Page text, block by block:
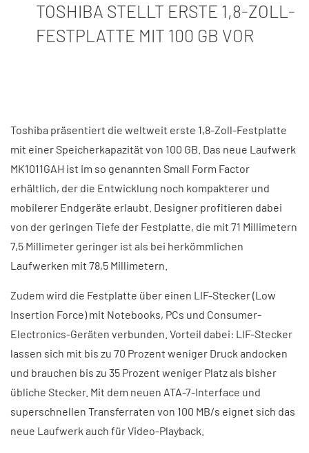
TOSHIBA STELLT ERSTE 1,8-ZOLL-
FESTPLATTE MIT 100 GB VOR
Toshiba präsentiert die weltweit erste 1,8-Zoll-Festplatte
mit einer Speicherkapazität von 100 GB. Das neue Laufwerk
MK1011GAH ist im so genannten Small Form Factor
erhältlich, der die Entwicklung noch kompakterer und
mobilerer Endgeräte erlaubt. Designer profitieren dabei
von der geringen Tiefe der Festplatte, die mit 71 Millimetern
7,5 Millimeter geringer ist als bei herkömmlichen
Laufwerken mit 78,5 Millimetern.
Zudem wird die Festplatte über einen LIF-Stecker (Low
Insertion Force) mit Notebooks, PCs und Consumer-
Electronics-Geräten verbunden. Vorteil dabei: LIF-Stecker
lassen sich mit bis zu 70 Prozent weniger Druck andocken
und brauchen bis zu 35 Prozent weniger Platz als bisher
übliche Stecker. Mit dem neuen ATA-7-Interface und
superschnellen Transferraten von 100 MB/s eignet sich das
neue Laufwerk auch für Video-Playback.